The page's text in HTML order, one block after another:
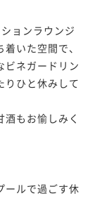
ョンラウンジ
いた空間で、
ビネガードリン
りひと休みして
もお愉しみく
ールで過ごす休